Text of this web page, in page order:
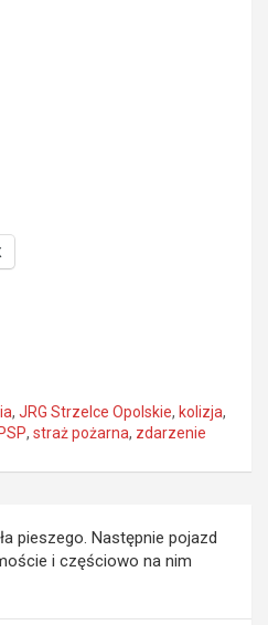
, JRG Strzelce Opolskie, kolizja,
PSP, straż pożarna, zdarzenie
pieszego. Następnie pojazd
i częściowo na nim